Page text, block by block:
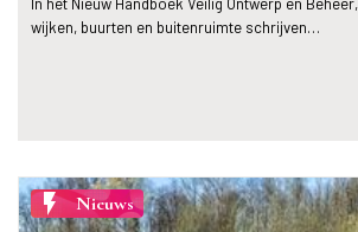
In het Nieuw Handboek Veilig Ontwerp en
wijken, buurten en buitenruimte schrijven…
flash_on Nieuws